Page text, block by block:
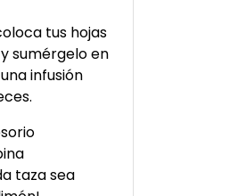
tus hojas
sumérgelo en
infusión
taza sea